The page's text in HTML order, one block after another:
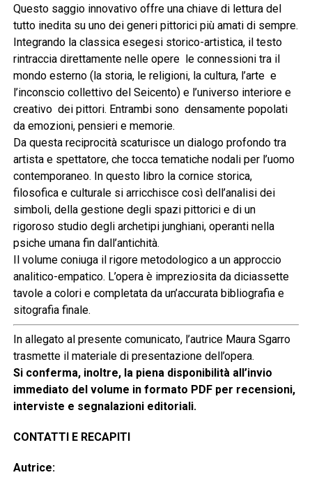
Questo saggio innovativo offre una chiave di lettura del
tutto inedita su uno dei generi pittorici più amati di sempre.
Integrando la classica esegesi storico-artistica, il testo
rintraccia direttamente nelle opere le connessioni tra il
mondo esterno (la storia, le religioni, la cultura, l’arte e
l’inconscio collettivo del Seicento) e l’universo interiore e
creativo dei pittori. Entrambi sono densamente popolati
da emozioni, pensieri e memorie.
Da questa reciprocità scaturisce un dialogo profondo tra
artista e spettatore, che tocca tematiche nodali per l’uomo
contemporaneo. In questo libro la cornice storica,
filosofica e culturale si arricchisce così dell’analisi dei
simboli, della gestione degli spazi pittorici e di un
rigoroso studio degli archetipi junghiani, operanti nella
psiche umana fin dall’antichità.
Il volume coniuga il rigore metodologico a un approccio
analitico-empatico. L’opera è impreziosita da diciassette
tavole a colori e completata da un’accurata bibliografia e
sitografia finale.
In allegato al presente comunicato, l’autrice Maura Sgarro
trasmette il materiale di presentazione dell’opera.
Si conferma, inoltre, la piena disponibilità all’invio
immediato del volume in formato PDF per recensioni,
interviste e segnalazioni editoriali.
CONTATTI E RECAPITI
Autrice: